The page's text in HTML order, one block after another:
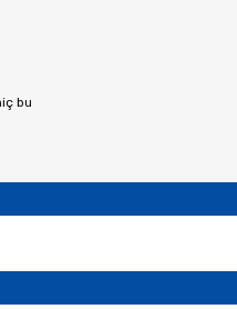
bu